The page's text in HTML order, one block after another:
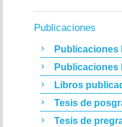
Publicaciones
Publicaciones
Publicaciones
Libros
Tesis de
Tesis de